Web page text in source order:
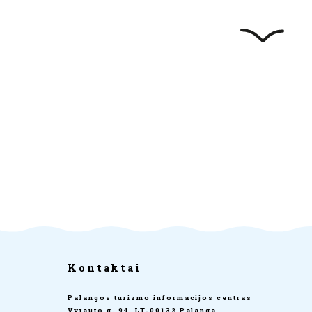
Kontaktai
Palangos turizmo informacijos centras